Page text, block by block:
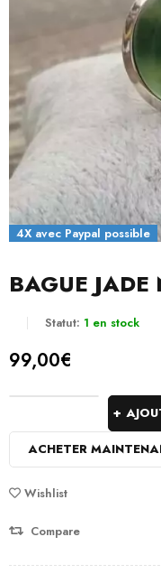
4X avec Paypal possible
BAGUE JADE
Statut: 1 en stock
99,00€
ACHETER
Wishlist
Compare